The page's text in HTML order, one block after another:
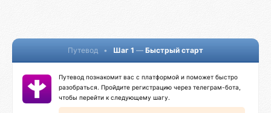
Путевод • Шаг 1 — Быстрый старт
Путевод познакомит вас с платформой и поможет быстро
разобраться. Пройдите регистрацию через телеграм-бота,
чтобы перейти к следующему шагу.